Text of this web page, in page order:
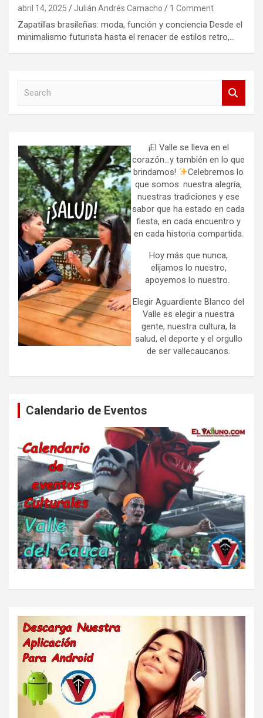
abril 14, 2025 Julián Andrés Camacho 1 Comment
Zapatillas brasileñas: moda, función y conciencia Desde el
minimalismo futurista hasta el renacer de estilos retro,…
h
¡El Valle se lleva en el
corazón…y también en lo que
brindamos!
Celebremos lo
que somos: nuestra alegría,
nuestras tradiciones y ese
sabor que ha estado en cada
fiesta, en cada encuentro y
en cada historia compartida.
Hoy más que nunca,
elijamos lo nuestro,
apoyemos lo nuestro.
Elegir Aguardiente Blanco del
Valle es elegir a nuestra
gente, nuestra cultura, la
salud, el deporte y el orgullo
de ser vallecaucanos.
Calendario de Eventos